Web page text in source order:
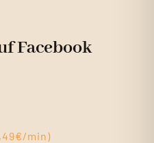
Facebook
min)